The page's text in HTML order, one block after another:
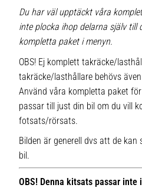
Du har väl upptäckt våra
inte plocka ihop delarna själv
kompletta paket i menyn.
OBS! Ej komplett takräcke/
takräcke/lasthållare behövs
Använd våra kompletta paket
passar till just din bil om du vill
fotsats/rörsats.
Bilden är generell dvs att de
bil.
OBS! Denna kitsats passar